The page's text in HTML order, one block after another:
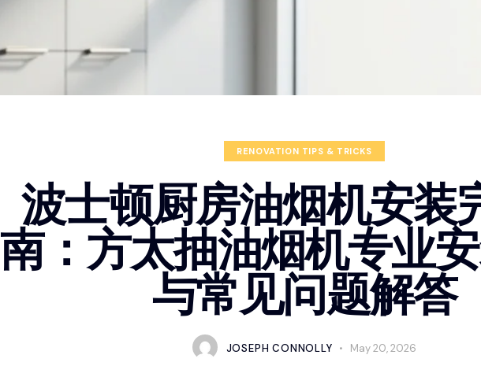
RENOVATION TIPS & TRICKS
波士顿厨房油烟机安装
南：方太抽油烟机专业
与常见问题解答
JOSEPH CONNOLLY May 20, 2026